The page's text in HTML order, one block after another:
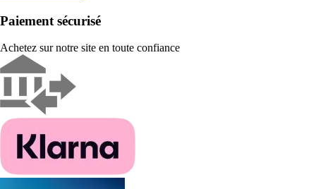
Paiement sécurisé
Achetez sur notre site en toute confiance